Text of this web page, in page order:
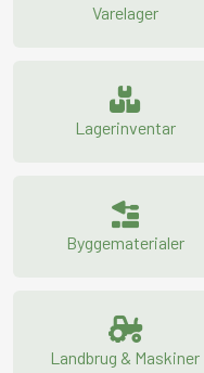
Varelager
Lagerinventar
Byggematerialer
Landbrug & Maskiner